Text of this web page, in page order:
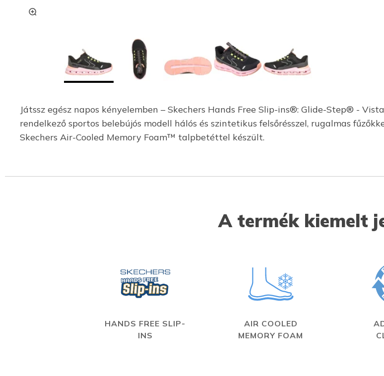
Játssz egész napos kényelemben – Skechers Hands Free Slip-ins®: Glide-Step® -
rendelkező sportos belebújós modell hálós és szintetikus felsőrésszel, rugalmas
Skechers Air-Cooled Memory Foam™ talpbetéttel készült.
A termék kiemelt
HANDS FREE SLIP-
INS
AIR COOLED
MEMORY FOAM